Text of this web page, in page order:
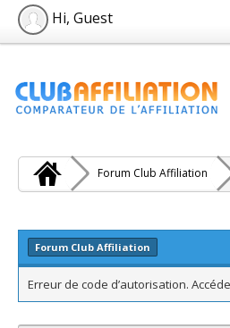
Hi, Guest
Forum Club Affiliation
Forum Club Affiliation
Erreur de code d’autorisation.